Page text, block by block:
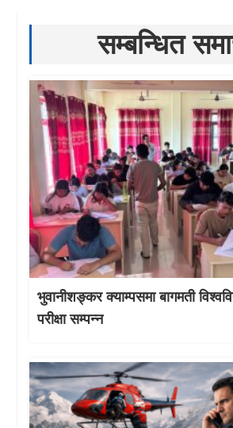
सम्बन्धित
भुवानीशङ्कर क्याम्पसमा बागमती
परीक्षा सम्पन्न